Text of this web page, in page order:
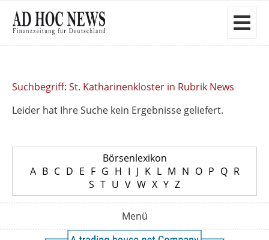
Suchbegriff: St. Katharinenkloster in Rubrik News
Leider hat Ihre Suche kein Ergebnisse geliefert.
Börsenlexikon
A B C D E F G H I J K L M N O P Q R
S T U V W X Y Z
Menü